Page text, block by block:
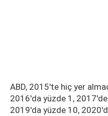
ABD, 2015'te hiç yer
2016'da yüzde 1,
2019'da yüzde 10,